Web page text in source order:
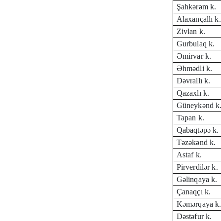
Şahkərəm k.
Alaxançallı k.
Zivlan k.
Gurbulaq k.
Əmirvar k.
Əhmədli k.
Dəvrallı k.
Qazaxlı k.
Güneykənd
Tapan k.
Qabaqtəpə k.
Təzəkənd k.
Astaf k.
Pirverdilər k.
Gəlinqaya k.
Çanaqçı k.
Kəmərqaya k.
Dəstəfur k.